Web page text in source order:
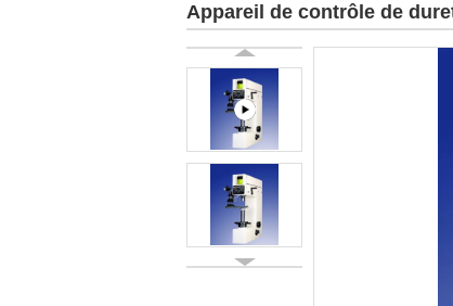
Appareil de contrôle de